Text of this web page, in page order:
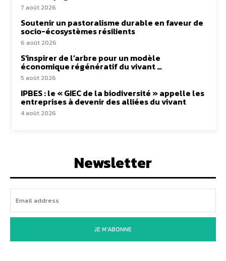
7 août 2026
Soutenir un pastoralisme durable en faveur de
socio-écosystèmes résilients
6 août 2026
S’inspirer de l’arbre pour un modèle
économique régénératif du vivant …
5 août 2026
IPBES : le « GIEC de la biodiversité » appelle les
entreprises à devenir des alliées du vivant
4 août 2026
Newsletter
JE M'ABONNE